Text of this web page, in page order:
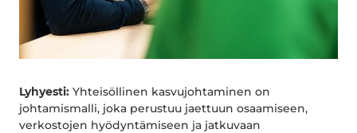
Lyhyesti: Yhteisöllinen kasvujohtaminen on
johtamismalli, joka perustuu jaettuun osaamiseen,
verkostojen hyödyntämiseen ja jatkuvaan